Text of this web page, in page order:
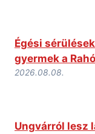
Égési
gyermek a
2026.08.08.
Ungvárról lesz